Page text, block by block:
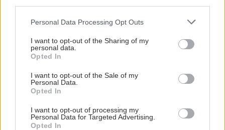
Please note that this website/app uses one or more Google
not limited to your visit or usage behaviour. You may click to
grant or deny consent to Google and its third-party tags to
use your data for below specified purposes in below Google
consent section.
Personal Data Processing Opt Outs
I want to opt-out of the Sharing of my
personal data.
Opted In
I want to opt-out of the Sale of my
Personal Data.
Opted In
I want to opt-out of processing my
Personal Data for Targeted Advertising.
Opted In
Φάσης 3 CheckMate -649.